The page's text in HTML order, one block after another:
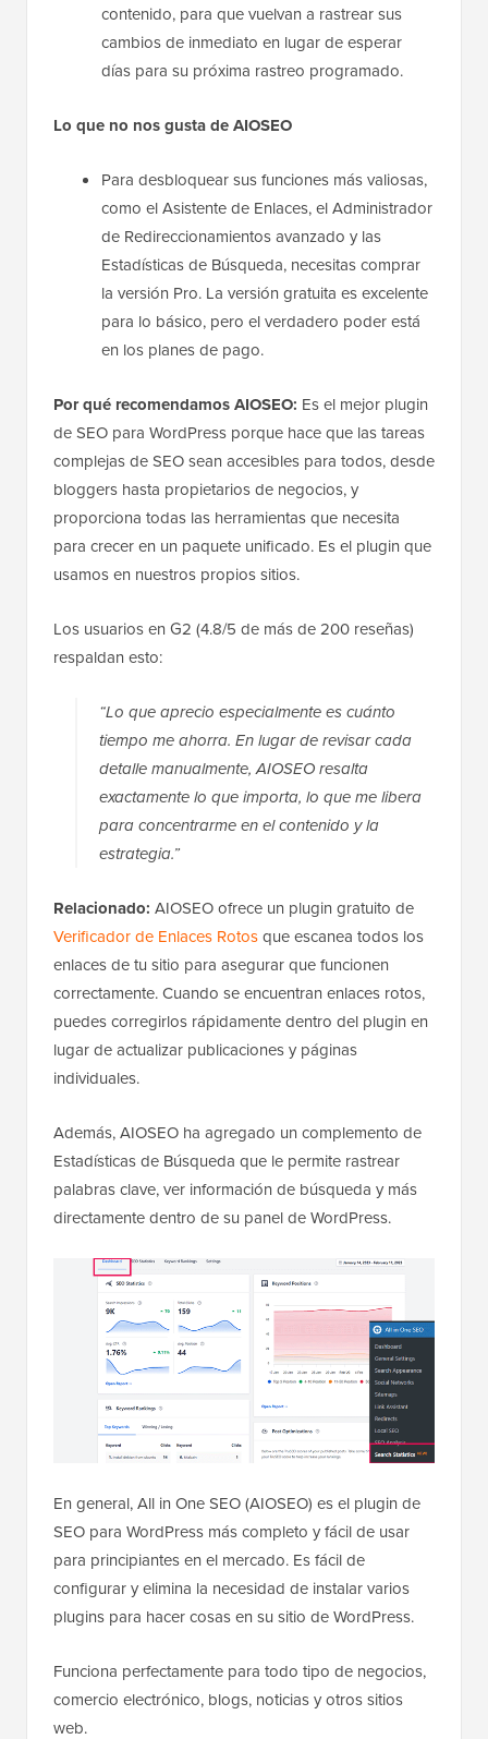
contenido, para que vuelvan a rastrear sus
cambios de inmediato en lugar de esperar
días para su próxima rastreo programado.
Lo que no nos gusta de AIOSEO
Para desbloquear sus funciones más valiosas,
como el Asistente de Enlaces, el Administrador
de Redireccionamientos avanzado y las
Estadísticas de Búsqueda, necesitas comprar
la versión Pro. La versión gratuita es excelente
para lo básico, pero el verdadero poder está
en los planes de pago.
Por qué recomendamos AIOSEO: Es el mejor plugin
de SEO para WordPress porque hace que las tareas
complejas de SEO sean accesibles para todos, desde
bloggers hasta propietarios de negocios, y
proporciona todas las herramientas que necesita
para crecer en un paquete unificado. Es el plugin que
usamos en nuestros propios sitios.
Los usuarios en G2 (4.8/5 de más de 200 reseñas)
respaldan esto:
“Lo que aprecio especialmente es cuánto
tiempo me ahorra. En lugar de revisar cada
detalle manualmente, AIOSEO resalta
exactamente lo que importa, lo que me libera
para concentrarme en el contenido y la
estrategia.”
Relacionado: AIOSEO ofrece un plugin gratuito de
Verificador de Enlaces Rotosque escanea todos los
enlaces de tu sitio para asegurar que funcionen
correctamente. Cuando se encuentran enlaces rotos,
puedes corregirlos rápidamente dentro del plugin en
lugar de actualizar publicaciones y páginas
individuales.
Además, AIOSEO ha agregado un complemento de
Estadísticas de Búsqueda que le permite rastrear
palabras clave, ver información de búsqueda y más
directamente dentro de su panel de WordPress.
En general, All in One SEO (AIOSEO) es el plugin de
SEO para WordPress más completo y fácil de usar
para principiantes en el mercado. Es fácil de
configurar y elimina la necesidad de instalar varios
plugins para hacer cosas en su sitio de WordPress.
Funciona perfectamente para todo tipo de negocios,
comercio electrónico, blogs, noticias y otros sitios
web.